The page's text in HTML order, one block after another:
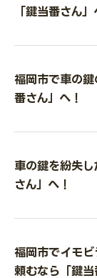
「鍵当番さん」
福岡市で車の
番さん」へ！
車の鍵を紛失
さん」へ！
福岡市でイモ
頼むなら「鍵